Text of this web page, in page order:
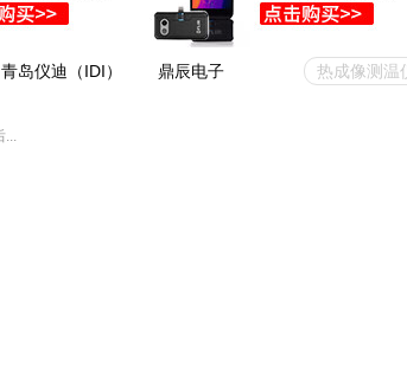
青岛仪迪（IDI） 鼎辰电子
...